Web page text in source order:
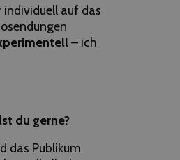
auf das
– ich
du gerne?
das Publikum